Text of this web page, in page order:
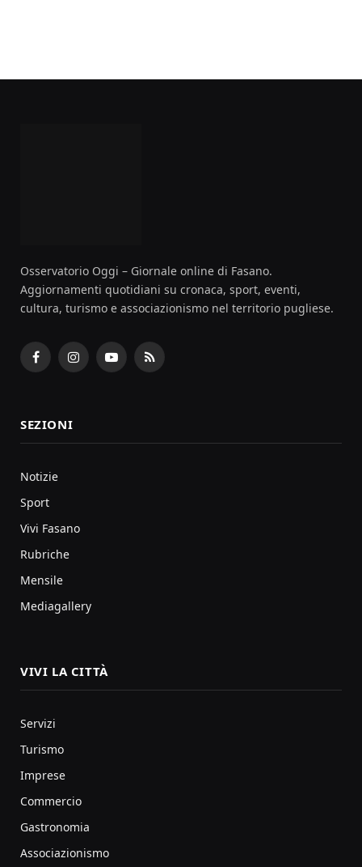
Osservatorio Oggi – Giornale online di Fasano.
Aggiornamenti quotidiani su cronaca, sport, eventi,
cultura, turismo e associazionismo nel territorio pugliese.
FacebookInstagramYouTubeRSS
SEZIONI
Notizie
Sport
Vivi Fasano
Rubriche
Mensile
Mediagallery
VIVI LA CITTÀ
Servizi
Turismo
Imprese
Commercio
Gastronomia
Associazionismo